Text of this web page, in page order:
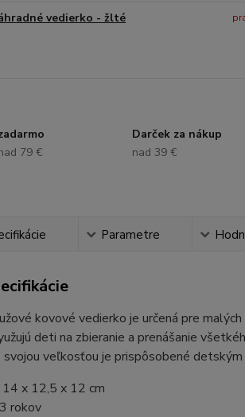
vedierko - žlté
79 €
Darček za nákup
nad 39 €
Parametre
kovové vedierko je určená pre
deti na zbieranie a prenášanie
veľkosťou je prispôsobené
14 x 12,5 x 12 cm
rokov